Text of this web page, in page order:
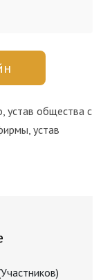
устав общества с
устав